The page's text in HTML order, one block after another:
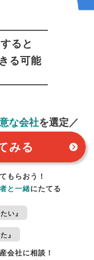
ると
る可能
な会社を選定／
みる
もらおう！
と一緒にたてる
い』
』
会社に相談！